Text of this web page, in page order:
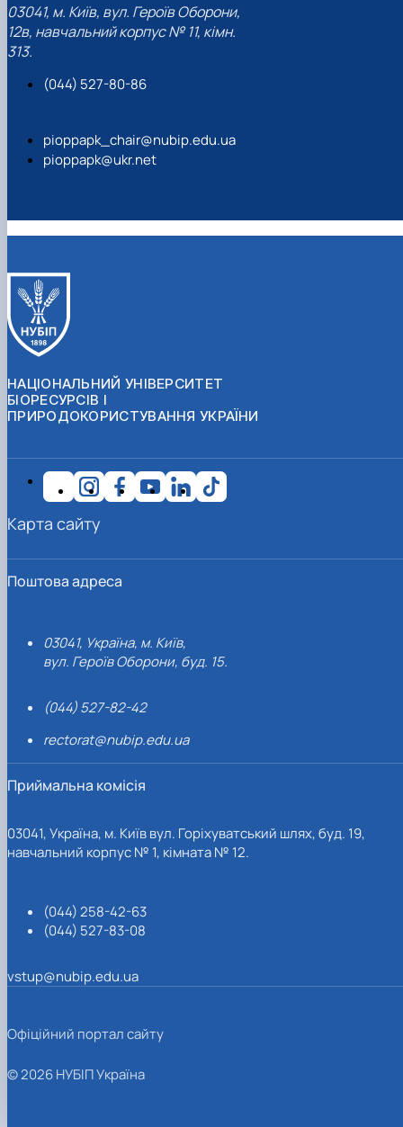
03041, м. Київ, вул. Героїв Оборони,
12в, навчальний корпус № 11, кімн.
313.
(044) 527-80-86
pioppapk_chair@nubip.edu.ua
pioppapk@ukr.net
НАЦІОНАЛЬНИЙ УНІВЕРСИТЕТ
БІОРЕСУРСІВ І
ПРИРОДОКОРИСТУВАННЯ УКРАЇНИ
Поштова адреса
03041, Україна, м. Київ,
вул. Героїв Оборони, буд. 15.
(044) 527-82-42
rectorat@nubip.edu.ua
Приймальна комісія
03041, Україна, м. Київ вул. Горіхуватський шлях, буд. 19,
навчальний корпус № 1, кімната № 12.
(044) 258-42-63
(044) 527-83-08
vstup@nubip.edu.ua
Карта сайту
Офіційний портал сайту
© 2026 НУБІП Україна